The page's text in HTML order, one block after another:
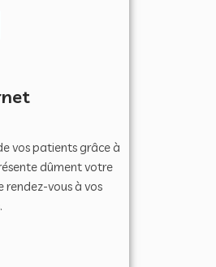
vos patients grâce à
dûment votre
vous à vos